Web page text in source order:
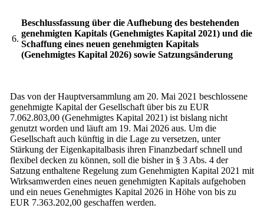
6.
Beschlussfassung über die Aufhebung des bestehenden
genehmigten Kapitals (Genehmigtes Kapital 2021) und die
Schaffung eines neuen genehmigten Kapitals
(Genehmigtes Kapital 2026) sowie Satzungsänderung
Das von der Hauptversammlung am 20. Mai 2021 beschlossene
genehmigte Kapital der Gesellschaft über bis zu EUR
7.062.803,00 (Genehmigtes Kapital 2021) ist bislang nicht
genutzt worden und läuft am 19. Mai 2026 aus. Um die
Gesellschaft auch künftig in die Lage zu versetzen, unter
Stärkung der Eigenkapitalbasis ihren Finanzbedarf schnell und
flexibel decken zu können, soll die bisher in § 3 Abs. 4 der
Satzung enthaltene Regelung zum Genehmigten Kapital 2021 mit
Wirksamwerden eines neuen genehmigten Kapitals aufgehoben
und ein neues Genehmigtes Kapital 2026 in Höhe von bis zu
EUR 7.363.202,00 geschaffen werden.